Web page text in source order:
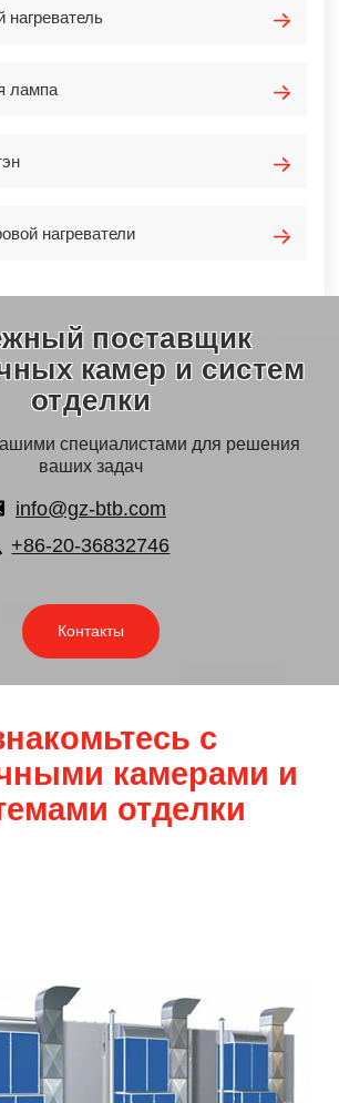
лампа
нагреватели
поставщик
камер и систем
отделки
специалистами для решения
ваших задач
info@gz-btb.com
+86-20-36832746
Контакты
с
камерами и
отделки